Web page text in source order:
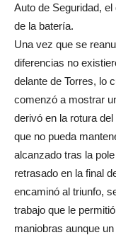
Auto de Seguridad,
de la batería.
Una vez que se
diferencias no
delante de Torres, lo
comenzó a mostrar
derivó en la rotura
que no pueda
alcanzado tras la
retrasado en la final
encaminó al triunfo,
trabajo que le
maniobras aunque